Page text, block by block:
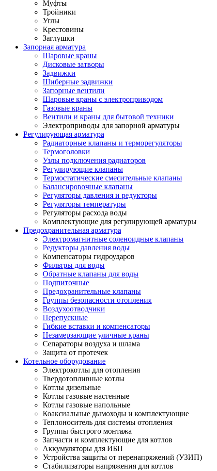
Муфты
Тройники
Углы
Крестовины
Заглушки
Запорная арматура
Шаровые краны
Дисковые затворы
Задвижки
Шиберные задвижки
Запорные вентили
Шаровые краны с электроприводом
Газовые краны
Вентили и краны для бытовой техники
Электроприводы для запорной арматуры
Регулирующая арматура
Радиаторные клапаны и терморегуляторы
Термоголовки
Узлы подключения радиаторов
Регулирующие клапаны
Термостатические смесительные клапаны
Балансировочные клапаны
Регуляторы давления и редукторы
Регуляторы температуры
Регуляторы расхода воды
Комплектующие для регулирующей арматуры
Предохранительная арматура
Электромагнитные соленоидные клапаны
Редукторы давления воды
Компенсаторы гидроударов
Фильтры для воды
Обратные клапаны для воды
Подпиточные
Предохранительные клапаны
Группы безопасности отопления
Воздухоотводчики
Перепускные
Гибкие вставки и компенсаторы
Незамерзающие уличные краны
Сепараторы воздуха и шлама
Защита от протечек
Котельное оборудование
Электрокотлы для отопления
Твердотопливные котлы
Котлы дизельные
Котлы газовые настенные
Котлы газовые напольные
Коаксиальные дымоходы и комплектующие
Теплоноситель для системы отопления
Группы быстрого монтажа
Запчасти и комплектующие для котлов
Аккумуляторы для ИБП
Устройства защиты от перенапряжений (УЗИП)
Стабилизаторы напряжения для котлов